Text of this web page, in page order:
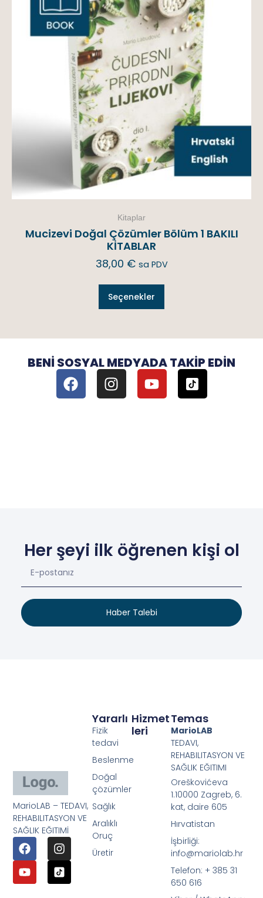
Kitaplar
Mucizevi Doğal Çözümler Bölüm 1 BAKILI
KİTABLAR
38,00 € sa PDV
Seçenekler
BENI SOSYAL MEDYADA TAKIP EDIN
Her şeyi ilk öğrenen kişi ol
Haber Talebi
MarioLAB – TEDAVI,
REHABILITASYON VE
SAĞLIK EĞITIMİ
Hizmet
Leri
Yararlı
Fizik
tedavi
Beslenme
Doğal
çözümler
Sağlık
Aralıklı
Oruç
Üretir
Temas
MarioLAB
TEDAVI,
REHABILITASYON VE
SAĞLIK EĞITIMI
Oreškovićeva
1.10000 Zagreb, 6.
kat, daire 605
Hırvatistan
İşbirliği:
info@mariolab.hr
Telefon: + 385 31
650 616